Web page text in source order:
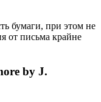
бумаги, при этом не
от письма крайне
by J.